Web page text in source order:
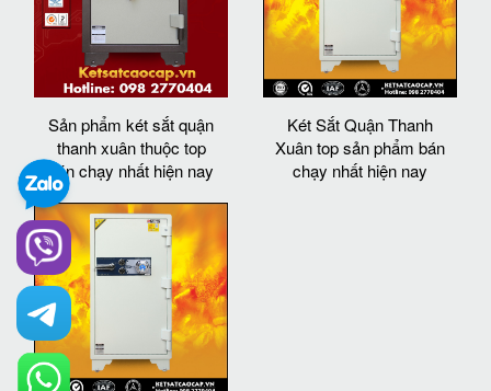
Sản phẩm két sắt quận
thanh xuân thuộc top
bán chạy nhất hiện nay
Két Sắt Quận Thanh
Xuân top sản phẩm bán
chạy nhất hiện nay